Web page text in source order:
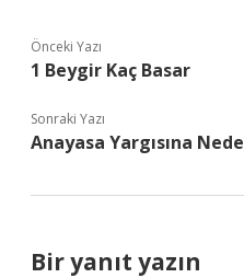
Önceki Yazı
1 Beygir Kaç Basar
Sonraki Yazı
Anayasa Yargısına
Bir yanıt yazın